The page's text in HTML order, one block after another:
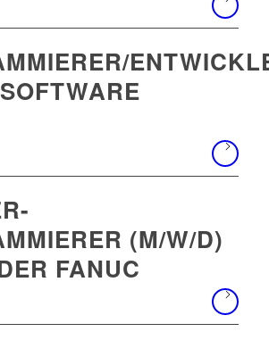
(M/W/D)
FANUC